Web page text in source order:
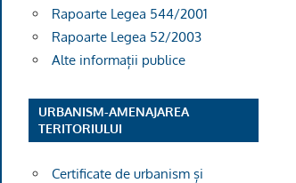
Rapoarte Legea 544/2001
Rapoarte Legea 52/2003
Alte informații publice
URBANISM-AMENAJAREA
TERITORIULUI
Certificate de urbanism și